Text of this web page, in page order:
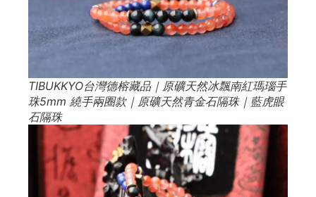
TIBUKKYO台灣德榕藏品｜原礦天然冰飄南紅瑪瑙手
珠5mm 繞手兩圈款｜原礦天然青金石隔珠｜藍虎眼
石隔珠